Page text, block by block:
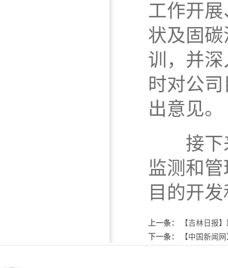
工作开
状及固
训，并
时对公
出意见。
接下来
监测和
目的开
上一条：
【吉林日报
下一条：
【中国新闻